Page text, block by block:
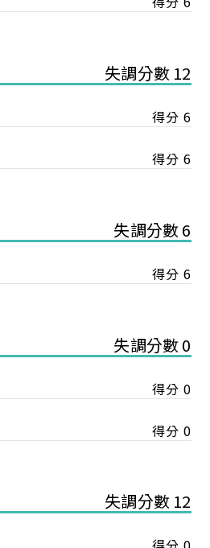
失調分數 12
得分 6
得分 6
失調分數 6
得分 6
失調分數 0
得分 0
得分 0
失調分數 12
出會員申請
已成功送出，經本協會理事
進行繳費，繳費資訊如下